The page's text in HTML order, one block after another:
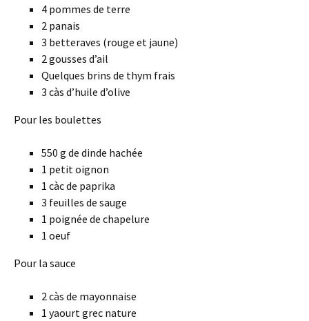
4 pommes de terre
2 panais
3 betteraves (rouge et jaune)
2 gousses d’ail
Quelques brins de thym frais
3 càs d’huile d’olive
Pour les boulettes
550 g de dinde hachée
1 petit oignon
1 càc de paprika
3 feuilles de sauge
1 poignée de chapelure
1 oeuf
Pour la sauce
2 càs de mayonnaise
1 yaourt grec nature